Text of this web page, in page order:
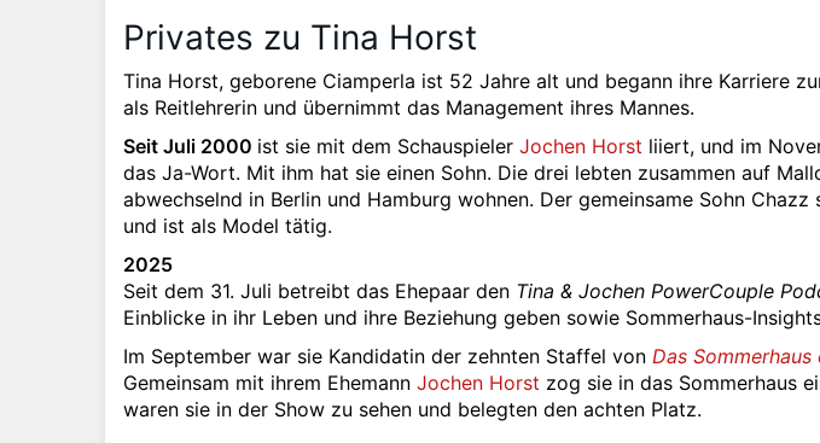
Privates zu Tina Horst
Tina Horst, geborene Ciamperla ist 52 Jahre alt und begann ihre Karriere
als Reitlehrerin und übernimmt das Management ihres Mannes.
Seit Juli 2000 ist sie mit dem Schauspieler Jochen Horst liiert, und im
das Ja-Wort. Mit ihm hat sie einen Sohn. Die drei lebten zusammen auf
abwechselnd in Berlin und Hamburg wohnen. Der gemeinsame Sohn
und ist als Model tätig.
2025
Seit dem 31. Juli betreibt das Ehepaar den Tina & Jochen PowerCouple
Einblicke in ihr Leben und ihre Beziehung geben sowie Sommerhaus-
Im September war sie Kandidatin der zehnten Staffel von Das Sommerhaus
Gemeinsam mit ihrem Ehemann Jochen Horst zog sie in das Sommerhaus
waren sie in der Show zu sehen und belegten den achten Platz.